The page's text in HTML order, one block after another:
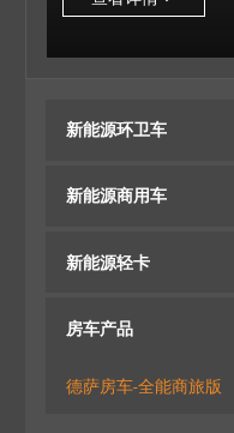
新能源环卫车
新能源商用车
新能源轻卡
房车产品
德萨房车-全能商旅版